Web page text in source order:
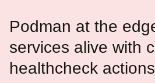
Podman at the
services alive with
healthcheck actions